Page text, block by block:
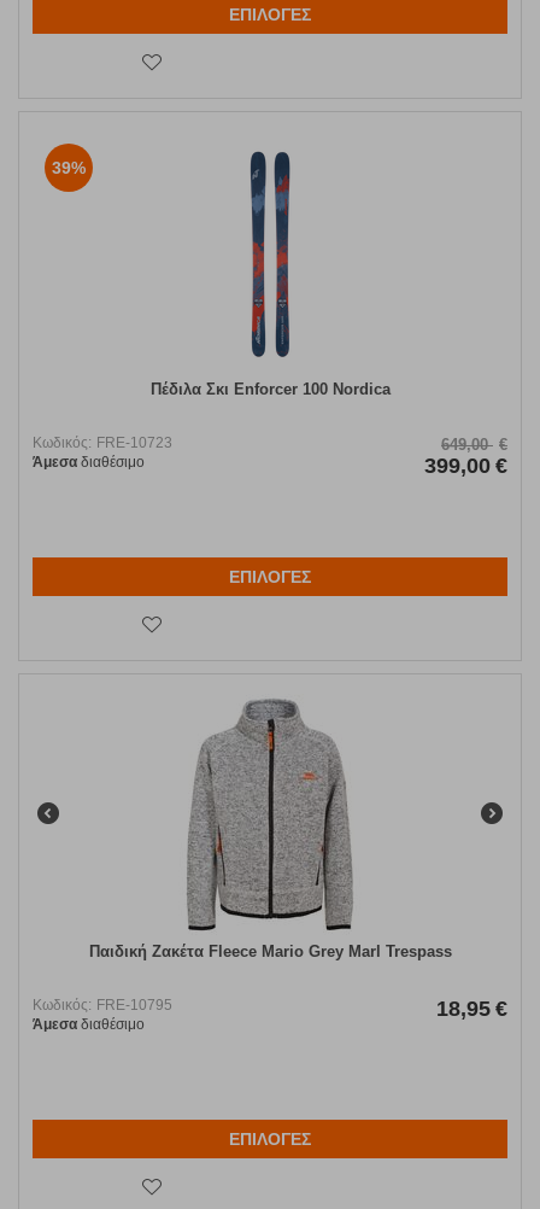
ΕΠΙΛΟΓΕΣ
39%
Πέδιλα Σκι Enforcer 100 Nordica
Κωδικός: FRE-10723
Άμεσα διαθέσιμο
649,00 €
399,00 €
ΕΠΙΛΟΓΕΣ
Παιδική Ζακέτα Fleece Mario Grey Marl Trespass
Κωδικός: FRE-10795
Άμεσα διαθέσιμο
18,95 €
ΕΠΙΛΟΓΕΣ